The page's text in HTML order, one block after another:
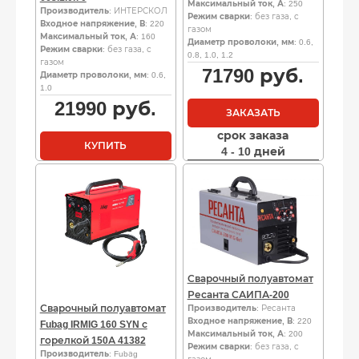
Производитель: ИНТЕРСКОЛ
Входное напряжение, В: 220
Максимальный ток, А: 160
Режим сварки: без газа, с
газом
Диаметр проволоки, мм: 0.6,
1.0
21990 руб.
КУПИТЬ
Максимальный ток, А: 250
Режим сварки: без газа, с
газом
Диаметр проволоки, мм: 0.6,
0.8, 1.0, 1.2
71790 руб.
ЗАКАЗАТЬ
срок заказа
4 - 10 дней
Сварочный полуавтомат
Fubag IRMIG 160 SYN с
горелкой 150А 41382
Производитель: Fubаg
Сварочный полуавтомат
Ресанта САИПА-200
Производитель: Ресанта
Входное напряжение, В: 220
Максимальный ток, А: 200
Режим сварки: без газа, с